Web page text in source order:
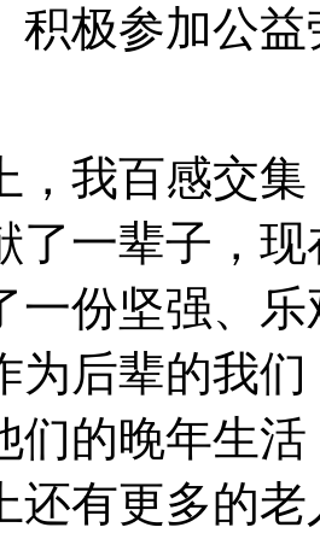
积极参加公
，我百感交
了一辈子，
一份坚强、
为后辈的我
们的晚年生
还有更多的